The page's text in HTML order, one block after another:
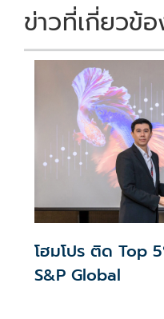
ข่าวที่เกี่ยวข้
โฮมโปร ติด Top
S&P Global